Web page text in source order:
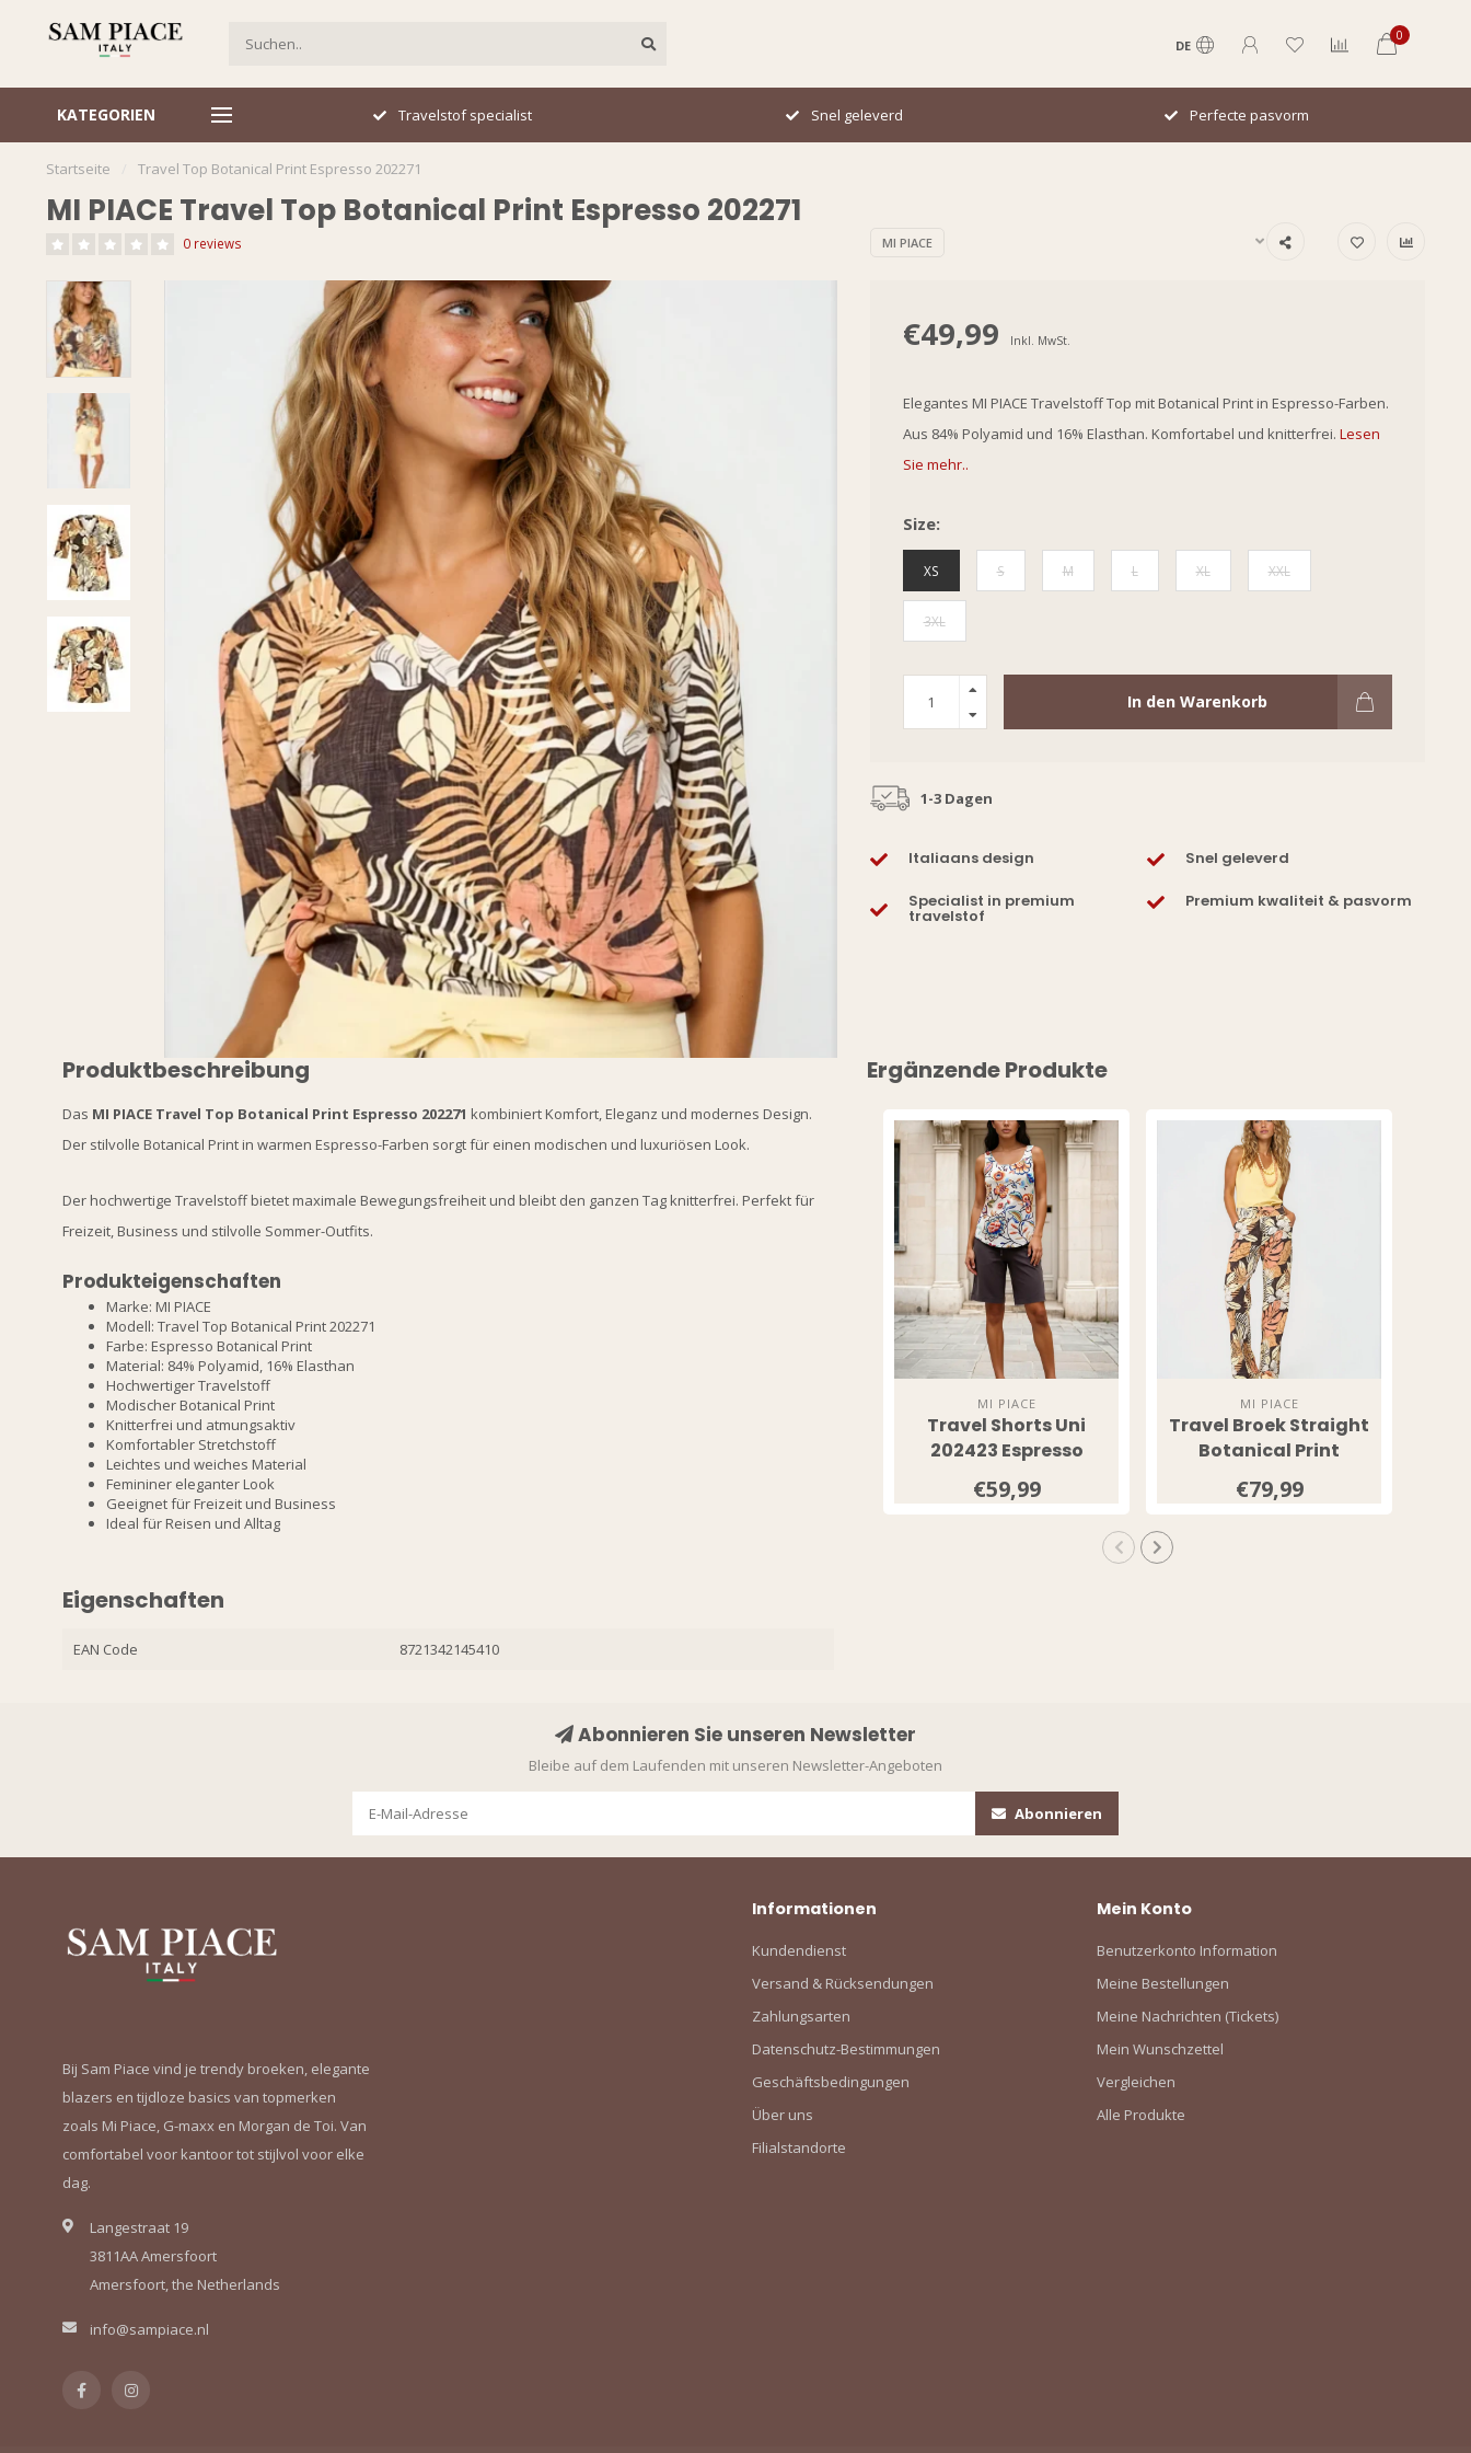
DE
0
KATEGORIEN
Italiaans design Travelstof specialist Snel geleverd Perfecte pasvorm
Startseite Travel Top Botanical Print Espresso 202271
MI PIACE Travel Top Botanical Print Espresso 202271
0 reviews MI PIACE
€49,99 Inkl. MwSt.
Elegantes MI PIACE Travelstoff Top mit Botanical Print in Espresso-Farben.
Aus 84% Polyamid und 16% Elasthan. Komfortabel und knitterfrei. Lesen
Sie mehr..
Size:
XS S M L XL XXL
3XL
In den Warenkorb
1-3 Dagen
Italiaans design Snel geleverd
Specialist in premium
travelstof
Premium kwaliteit & pasvorm
Produktbeschreibung
Das MI PIACE Travel Top Botanical Print Espresso 202271 kombiniert Komfort, Eleganz und modernes Design.
Der stilvolle Botanical Print in warmen Espresso-Farben sorgt für einen modischen und luxuriösen Look.
Der hochwertige Travelstoff bietet maximale Bewegungsfreiheit und bleibt den ganzen Tag knitterfrei. Perfekt für
Freizeit, Business und stilvolle Sommer-Outfits.
Produkteigenschaften
Marke: MI PIACE
Modell: Travel Top Botanical Print 202271
Farbe: Espresso Botanical Print
Material: 84% Polyamid, 16% Elasthan
Hochwertiger Travelstoff
Modischer Botanical Print
Knitterfrei und atmungsaktiv
Komfortabler Stretchstoff
Leichtes und weiches Material
Femininer eleganter Look
Geeignet für Freizeit und Business
Ideal für Reisen und Alltag
Eigenschaften
EAN Code 8721342145410
Ergänzende Produkte
MI PIACE
Travel Shorts Uni
202423 Espresso
€59,99
MI PIACE
Travel Broek Straight
Botanical Print
Espresso 202089
€79,99
Abonnieren Sie unseren Newsletter
Bleibe auf dem Laufenden mit unseren Newsletter-Angeboten
Abonnieren
Bij Sam Piace vind je trendy broeken, elegante
blazers en tijdloze basics van topmerken
zoals Mi Piace, G-maxx en Morgan de Toi. Van
comfortabel voor kantoor tot stijlvol voor elke
dag.
Langestraat 19
3811AA Amersfoort
Amersfoort, the Netherlands
info@sampiace.nl
Informationen
Kundendienst
Versand & Rücksendungen
Zahlungsarten
Datenschutz-Bestimmungen
Geschäftsbedingungen
Über uns
Filialstandorte
Mein Konto
Benutzerkonto Information
Meine Bestellungen
Meine Nachrichten (Tickets)
Mein Wunschzettel
Vergleichen
Alle Produkte